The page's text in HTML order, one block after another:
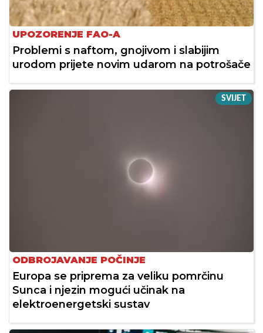
UPOZORENJE FAO-A
Problemi s naftom, gnojivom i slabijim
urodom prijete novim udarom na potrošače
SVIJET
ODBROJAVANJE POČINJE
Europa se priprema za veliku pomrčinu
Sunca i njezin mogući učinak na
elektroenergetski sustav